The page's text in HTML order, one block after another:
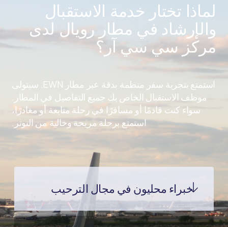
لماذا تختار خدمة الاستقبال
والإرشاد في مطار رويال لدى
مركز سي سي آر؟
استمتع بتجربة سفر منظمة بدقة عبر مطار EWN. سيتولى
موظف الاستقبال الخاص بك جميع التفاصيل في المطار.
سواء كنت قادمًا أو مسافرًا في رحلة متابعة أو مغادرًا،
استمتع برحلة مريحة وخالية من التوتر.
خبراء محليون في مجال الترحيب